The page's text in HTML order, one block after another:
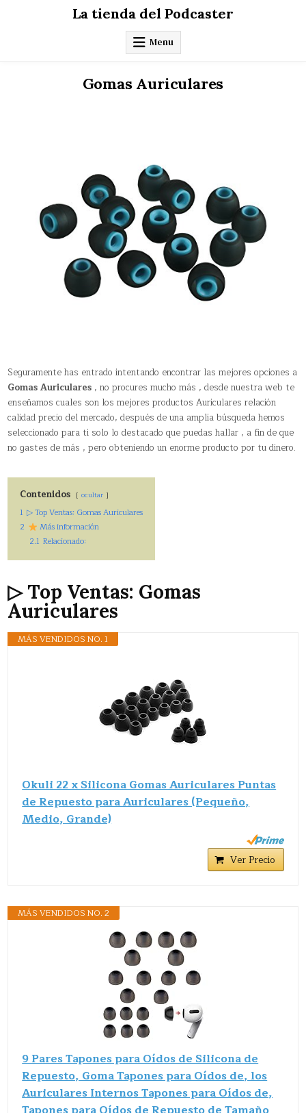
La tienda del Podcaster
Menu
Gomas Auriculares
Seguramente has entrado intentando encontrar las mejores opciones a
Gomas Auriculares , no procures mucho más , desde nuestra web te
enseñamos cuales son los mejores productos Auriculares relación
calidad precio del mercado, después de una amplia búsqueda hemos
seleccionado para ti solo lo destacado que puedas hallar , a fin de que
no gastes de más , pero obteniendo un enorme producto por tu dinero.
Contenidos ocultar
1 ▷ Top Ventas: Gomas Auriculares
2
Más información
2.1 Relacionado:
▷ Top Ventas: Gomas
Auriculares
MÁS VENDIDOS NO. 1
Okuli 22 x Silicona Gomas Auriculares Puntas
de Repuesto para Auriculares (Pequeño,
Medio, Grande)
Ver Precio
MÁS VENDIDOS NO. 2
9 Pares Tapones para Oídos de Silicona de
Repuesto, Goma Tapones para Oídos de, los
Auriculares Internos Tapones para Oídos de,